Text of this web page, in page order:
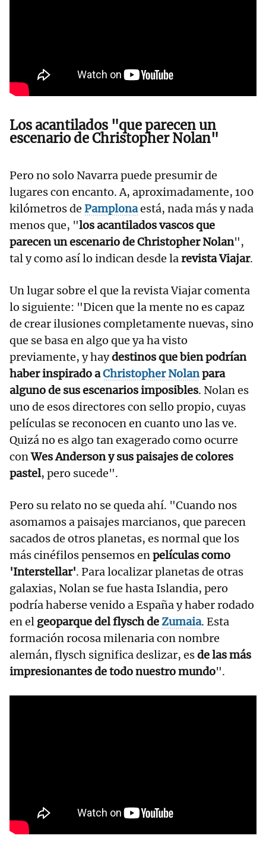
Los acantilados "que parecen un
escenario de Christopher Nolan"
Pero no solo Navarra puede presumir de
lugares con encanto. A, aproximadamente, 100
kilómetros de Pamplonaestá, nada más y nada
menos que, "los acantilados vascos que
parecen un escenario de Christopher Nolan",
tal y como así lo indican desde larevista Viajar.
Un lugar sobre el que la revista Viajar comenta
lo siguiente: "Dicen que la mente no es capaz
de crear ilusiones completamente nuevas, sino
que se basa en algo que ya ha visto
previamente, y haydestinos que bien podrían
haber inspirado aChristopher Nolanpara
alguno de sus escenarios imposibles. Nolan es
uno de esos directores con sello propio, cuyas
películas se reconocen en cuanto uno las ve.
Quizá no es algo tan exagerado como ocurre
conWes Anderson y sus paisajes de colores
pastel, pero sucede".
Pero su relato no se queda ahí. "Cuando nos
asomamos a paisajes marcianos, que parecen
sacados de otros planetas, es normal que los
más cinéfilos pensemos enpelículas como
'Interstellar'. Para localizar planetas de otras
galaxias, Nolan se fue hasta Islandia, pero
podría haberse venido a España y haber rodado
en el geoparque del flysch deZumaia. Esta
formación rocosa milenaria con nombre
alemán, flysch significa deslizar, esde las más
impresionantes de todo nuestro mundo".